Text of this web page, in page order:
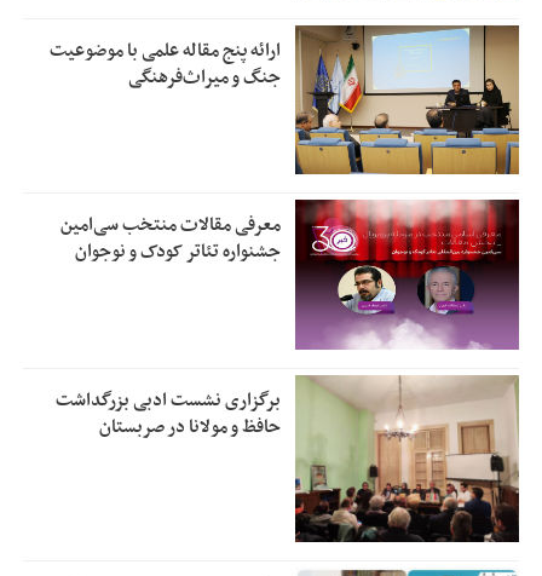
ارائه پنج مقاله علمی با موضوعیت
جنگ و میراث‌فرهنگی
معرفی مقالات منتخب سی‌امین
جشنواره تئاتر کودک و نوجوان
برگزاری نشست ادبی بزرگداشت
حافظ و مولانا در صربستان